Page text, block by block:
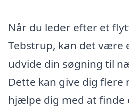
Når du leder efter et
Tebstrup, kan det være
udvide din søgning til
Dette kan give dig flere
hjælpe dig med at finde